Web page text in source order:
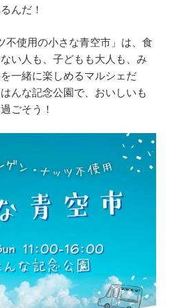
んだ！
不使用の小さな青空市」は、食
い人も、子どもも大人も、み
一緒に楽しめるマルシェだ
んな記念公園で、おいしいも
ごそう！